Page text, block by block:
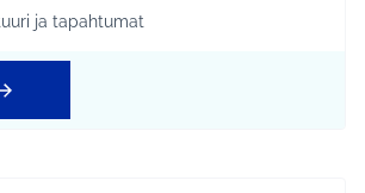
mukaan: Hyrylä
teeman mukaan: Kulttuuri ja
ja tapahtumat